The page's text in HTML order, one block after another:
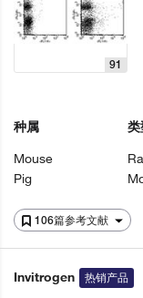
106篇参考文献
91
种属
Mouse
Pig
类
Invitrogen 热销产品